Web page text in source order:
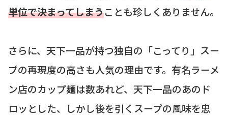
単位で決まってしまうことも珍しくありません。
さらに、天下一品が持つ独自の「こってり」スー
プの再現度の高さも人気の理由です。有名ラーメ
ン店のカップ麺は数あれど、天下一品のあのド
ロッとした、しかし後を引くスープの風味を忠